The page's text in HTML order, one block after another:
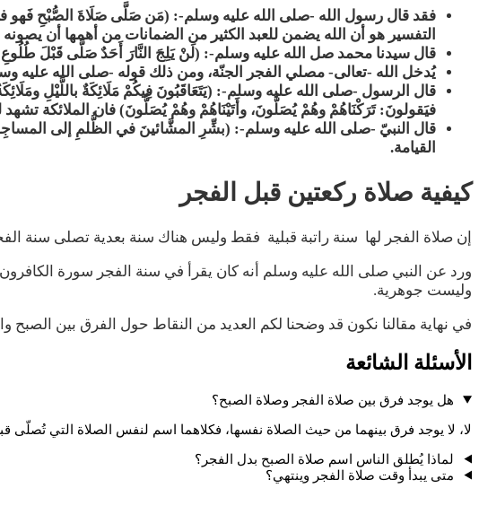
فقد قال رسول الله -صلى الله عليه وسلم-: (مَن صَلَّى صَلَاةَ الصُّبْحِ فَهو
التفسير هو أن الله يضمن للعبد الكثير من الضمانات من أهمها أن يصونه
قال سيدنا محمد صل الله عليه وسلم-: (لَنْ يَلِجَ النَّارَ أَحَدٌ صَلَّى قَبْلَ
يُدخل الله -تعالى- مصلي الفجر الجنّة، ومن ذلك قوله -صلى الله عليه
قال الرسول -صلى الله عليه وسلم-: (يَتَعَاقَبُونَ فِيكُمْ مَلَائِكَةٌ باللَّيْلِ
فيَقولونَ: تَرَكْنَاهُمْ وهُمْ يُصَلُّونَ، وأَتَيْنَاهُمْ وهُمْ يُصَلُّونَ) فان الملائكة
قال النبيّ -صلى الله عليه وسلم-: (بشِّرِ المشَّائينَ في الظُّلمِ إلى المساجِدِ
القيامة.
كيفية صلاة ركعتين قبل الفجر
إن صلاة الفجر لها سنة راتبة قبلية فقط وليس هناك سنة بعدية تصلى سنة
ورد عن النبي صلى الله عليه وسلم أنه كان يقرأ في سنة الفجر سورة
وليست جوهرية.
في نهاية مقالنا نكون قد وضحنا لكم العديد من النقاط حول الفرق بين
الأسئلة الشائعة
هل يوجد فرق بين صلاة الفجر وصلاة الصبح؟
لا، لا يوجد فرق بينهما من حيث الصلاة نفسها، فكلاهما اسم لنفس الصلاة التي
لماذا يُطلق الناس اسم صلاة الصبح بدل الفجر؟
متى يبدأ وقت صلاة الفجر وينتهي؟